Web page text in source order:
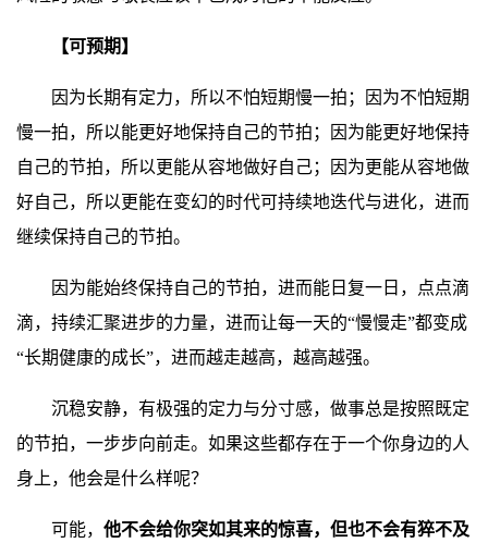
【可预期】
因为长期有定力，所以不怕短期慢一拍；因为不怕短期
慢一拍，所以能更好地保持自己的节拍；因为能更好地保持
自己的节拍，所以更能从容地做好自己；因为更能从容地做
好自己，所以更能在变幻的时代可持续地迭代与进化，进而
继续保持自己的节拍。
因为能始终保持自己的节拍，进而能日复一日，点点滴
滴，持续汇聚进步的力量，进而让每一天的“慢慢走”都变成
“长期健康的成长”，进而越走越高，越高越强。
沉稳安静，有极强的定力与分寸感，做事总是按照既定
的节拍，一步步向前走。如果这些都存在于一个你身边的人
身上，他会是什么样呢？
可能， 他不会给你突如其来的惊喜，但也不会有猝不及